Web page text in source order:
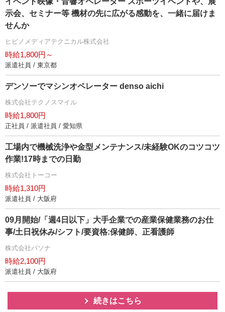
示会、セミナー等 機材の先に広がる感動を、一緒に届けま
せんか
ヒビノメディアテクニカル株式会社
時給1,800円～
派遣社員 / 東京都
デンソーでマシンオペレーター denso aichi
株式会社テクノスマイル
時給1,800円
正社員 / 派遣社員 / 愛知県
工場内で機械洗浄や金型メンテナンス/未経験OKのコツコツ
作業!17時までの日勤
株式会社トーコー
時給1,310円
派遣社員 / 大阪府
09月開始/「週4日以下」大手企業での産業保健業務のお仕
事/土日祝休み/シフト/要資格:保健師、正看護師
株式会社パソナ
時給2,100円
派遣社員 / 大阪府
続きはこちら